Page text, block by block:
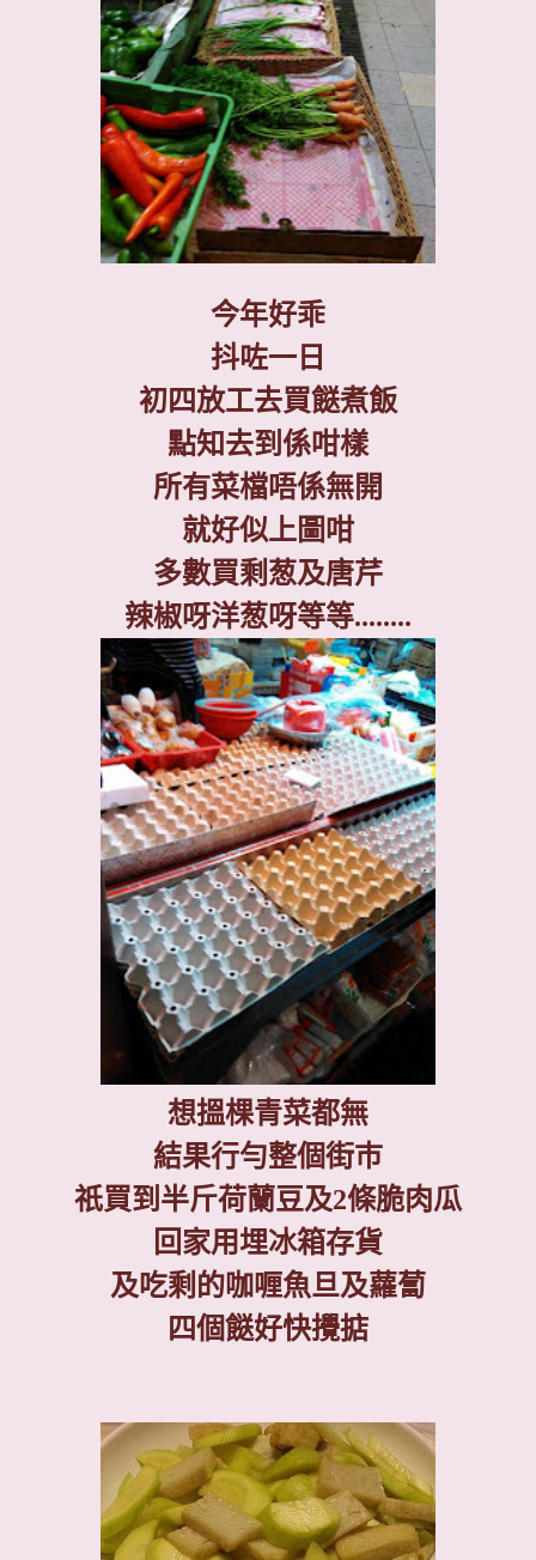
今年好乖
抖咗一日
初四放工去買餸煮飯
點知去到係咁樣
所有菜檔唔係無開
就好似上圖咁
多數買剩葱及唐芹
辣椒呀洋葱呀等等........
想搵棵青菜都無
結果行勻整個街巿
祇買到半斤荷蘭豆及2條脆肉瓜
回家用埋冰箱存貨
及吃剩的咖喱魚旦及蘿蔔
四個餸好快攪掂